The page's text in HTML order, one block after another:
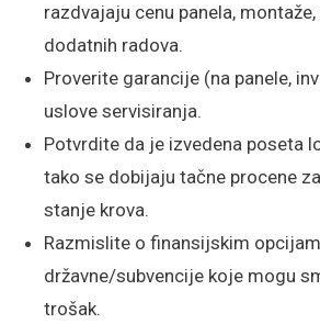
razdvajaju cenu panela,
dodatnih radova.
Proverite garancije (na panele,
uslove servisiranja.
Potvrdite da je izvedena poseta
tako se dobijaju tačne procene
stanje krova.
Razmislite o finansijskim
državne/subvencije koje mogu
trošak.